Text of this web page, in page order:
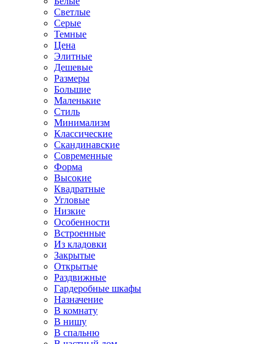
Светлые
Серые
Темные
Цена
Элитные
Дешевые
Размеры
Большие
Маленькие
Стиль
Минимализм
Классические
Скандинавские
Современные
Форма
Высокие
Квадратные
Угловые
Низкие
Особенности
Встроенные
Из кладовки
Закрытые
Открытые
Раздвижные
Гардеробные шкафы
Назначение
В комнату
В нишу
В спальню